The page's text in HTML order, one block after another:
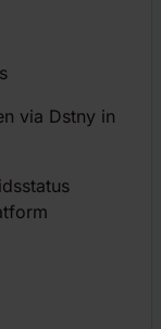
via Dstny in